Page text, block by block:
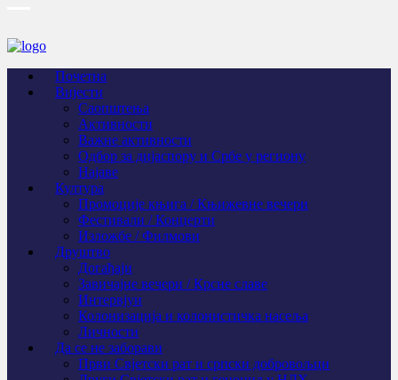
Почетна
Вијести
Саопштења
Активности
Важне активности
Одбор за дијаспору и Србе у региону
Најаве
Култура
Промоције књига / Књижевне вечери
Фестивали / Концерти
Изложбе / Филмови
Друштво
Догађаји
Завичајне вечери / Крсне славе
Интервјуи
Колонизација и колонистичка насеља
Личности
Да се не заборави
Први Свјeтски рат и српски добровољци